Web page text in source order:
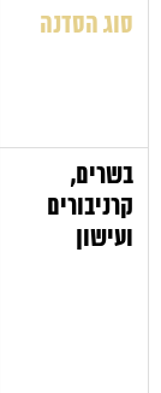
סוג הסדנה
בשרים,
קרניבורים
ועישון